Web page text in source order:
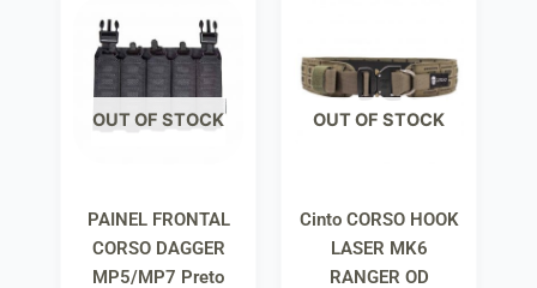
OUT OF STOCK
PAINEL FRONTAL
CORSO DAGGER
MP5/MP7 Preto
OUT OF STOCK
Cinto CORSO HOOK
LASER MK6
RANGER OD